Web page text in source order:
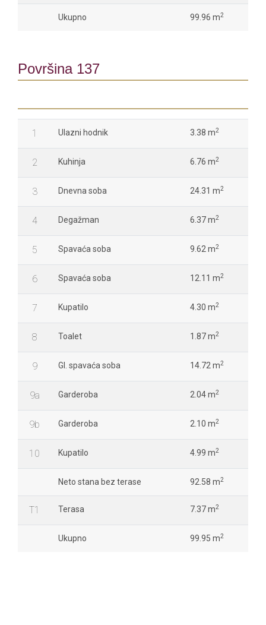
Ukupno 99.96 m2
Površina 137
1 Ulazni hodnik 3.38 m2
2 Kuhinja 6.76 m2
3 Dnevna soba 24.31 m2
4 Degažman 6.37 m2
5 Spavaća soba 9.62 m2
6 Spavaća soba 12.11 m2
7 Kupatilo 4.30 m2
8 Toalet 1.87 m2
9 Gl. spavaća soba 14.72 m2
9a Garderoba 2.04 m2
9b Garderoba 2.10 m2
10 Kupatilo 4.99 m2
Neto stana bez terase 92.58 m2
T1 Terasa 7.37 m2
Ukupno 99.95 m2